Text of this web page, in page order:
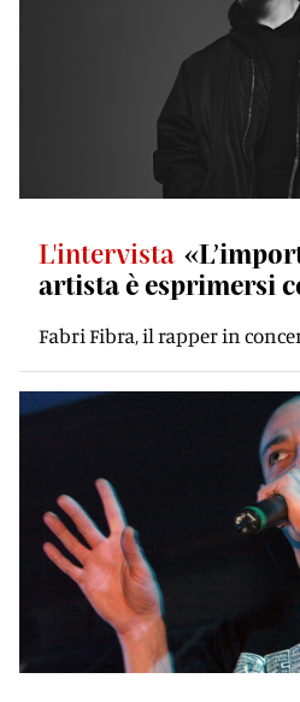
L'intervista
artista è esprimersi
Fabri Fibra, il rapper in